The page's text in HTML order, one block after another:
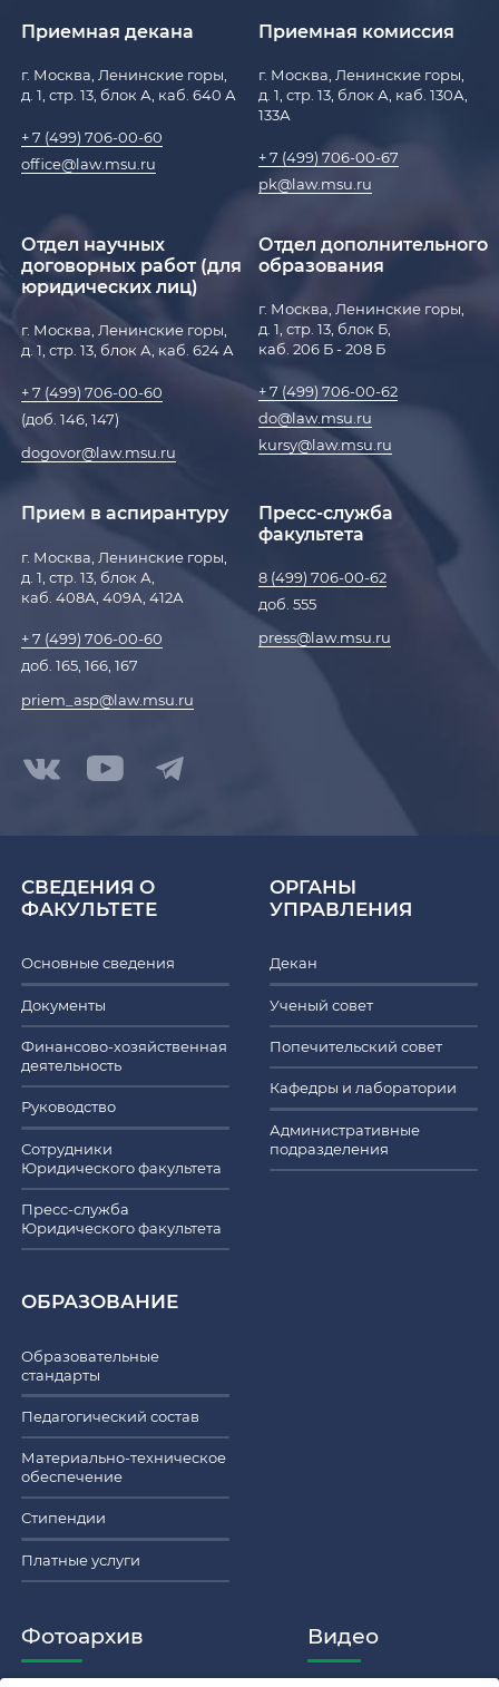
Приемная декана
г. Москва, Ленинские горы,
д. 1, стр. 13, блок А, каб. 640 А
+ 7 (499) 706-00-60
office@law.msu.ru
Приемная комиссия
г. Москва, Ленинские горы,
д. 1, стр. 13, блок А, каб. 130А,
133А
+ 7 (499) 706-00-67
pk@law.msu.ru
Отдел научных
договорных работ (для
юридических лиц)
г. Москва, Ленинские горы,
д. 1, стр. 13, блок А, каб. 624 А
+ 7 (499) 706-00-60
(доб. 146, 147)
dogovor@law.msu.ru
Отдел дополнительного
образования
г. Москва, Ленинские горы,
д. 1, стр. 13, блок Б,
каб. 206 Б - 208 Б
+ 7 (499) 706-00-62
do@law.msu.ru
kursy@law.msu.ru
Прием в аспирантуру
г. Москва, Ленинские горы,
д. 1, стр. 13, блок А,
каб. 408А, 409А, 412А
+ 7 (499) 706-00-60
доб. 165, 166, 167
priem_asp@law.msu.ru
Пресс-служба
факультета
8 (499) 706-00-62
доб. 555
press@law.msu.ru
СВЕДЕНИЯ О
ФАКУЛЬТЕТЕ
Основные сведения
Документы
Финансово-хозяйственная
деятельность
Руководство
Сотрудники
Юридического факультета
Пресс-служба
Юридического факультета
ОРГАНЫ
УПРАВЛЕНИЯ
Декан
Ученый совет
Попечительский совет
Кафедры и лаборатории
Административные
подразделения
ОБРАЗОВАНИЕ
Образовательные
стандарты
Педагогический состав
Материально-техническое
обеспечение
Стипендии
Платные услуги
Фотоархив Видео